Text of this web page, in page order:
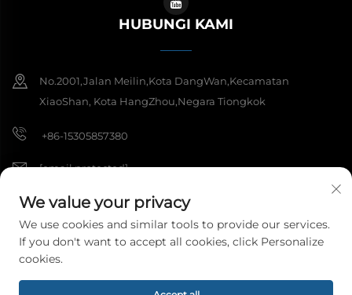
HUBUNGI KAMI
No.2001,Jalan Meilin,Kota DangWan,Kecamatan
XiaoShan, Kota HangZhou,Negara Tiongkok
+86-15305857380
[email protected]
Hak Cipta © 2026 Hangzhou Meibi Decoration Materials Co., Ltd.
Semua hak dilindungi. Kebijakan Privasi
We value your privacy
We use cookies and similar tools to provide our services.
If you don't want to accept all cookies, click Personalize
cookies.